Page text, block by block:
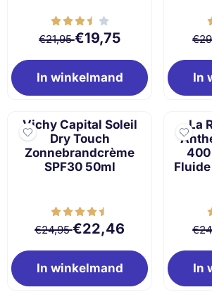
Van 21,95 voor 19,75
€21,95€19,75
In winkelmand In
Vichy Capital Soleil
Dry Touch
Zonnebrandcrème
SPF30 50ml
Van 24,95 voor 22,46
€24,95€22,46
In winkelmand
La
400
In